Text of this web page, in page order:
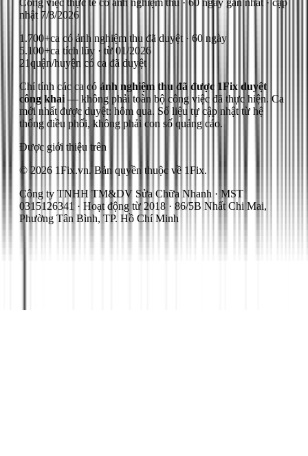
Công việc thực tế có ảnh nghiệm thu · 60 ngày gần nhất · cập
nhật 7/8/2026
1.700+ca có ảnh nghiệm thu đã duyệt · 60 ngày
5.100+ca tích lũy · từ 01/2026
21quận/huyện có ca đã duyệt
Chỉ tính các ca có ảnh nghiệm thu đã được 1Fix duyệt
công khai — không phải toàn bộ công việc đã thực hiện. Ca
mới nhất được duyệt: hôm qua. Số liệu tự cập nhật từ hệ
thống điều phối, không phải con số quảng cáo.
Được giới thiệu trên
© 2026 1Fix.vn. Bản quyền thuộc về 1Fix.
Công ty TNHH TM&DV Sửa Chữa Nhanh · MST
0315126341 · Hoạt động từ 2018 · 86/5B Nhất Chi Mai,
Phường Tân Bình, TP. Hồ Chí Minh